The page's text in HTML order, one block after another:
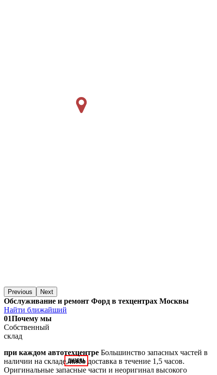
Previous Next
Обслуживание и ремонт Форд в техцентрах Москвы
Найти ближайший
01Почему мы
Собственный
склад
при каждом автотехцентре Большинство запасных частей в
наличии на складе, либо доставка в течение 1,5 часов.
Оригинальные запасные части и неоригинал высокого